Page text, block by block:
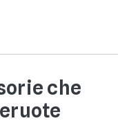
che